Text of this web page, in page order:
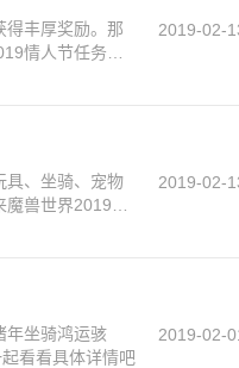
得丰厚奖励。那
情人节任务攻
2019-02-
具、坐骑、宠物
兽世界2019情
2019-02-
年坐骑鸿运骇
看看具体详情吧
2019-02-